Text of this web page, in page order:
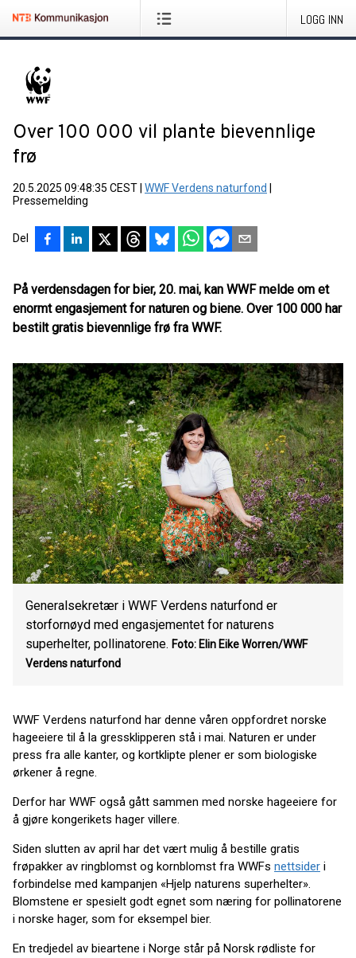
LOGG INN
Over 100 000 vil plante bievennlige
frø
20.5.2025 09:48:35 CEST WWF Verdens naturfond
Pressemelding
Del
På verdensdagen for bier, 20. mai, kan WWF melde om et
enormt engasjement for naturen og biene. Over 100 000 har
bestilt gratis bievennlige frø fra WWF.
Generalsekretær i WWF Verdens naturfond er
storfornøyd med engasjementet for naturens
superhelter, pollinatorene. Foto: Elin Eike Worren/WWF
Verdens naturfond
WWF Verdens naturfond har denne våren oppfordret norske
hageeiere til å la gressklipperen stå i mai. Naturen er under
press fra alle kanter, og kortklipte plener er som biologiske
ørkener å regne.
Derfor har WWF også gått sammen med norske hageeiere for
å gjøre kongerikets hager villere.
Siden slutten av april har det vært mulig å bestille gratis
frøpakker av ringblomst og kornblomst fra WWFs nettsider i
forbindelse med kampanjen «Hjelp naturens superhelter».
Blomstene er spesielt godt egnet som næring for pollinatorene
i norske hager, som for eksempel bier.
En tredjedel av bieartene i Norge står på Norsk rødliste for